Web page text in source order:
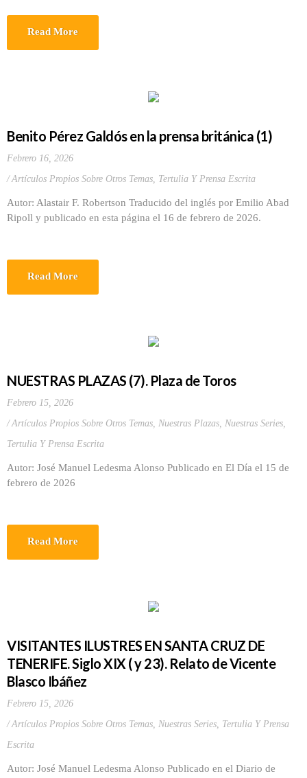
Read More
Benito Pérez Galdós en la prensa británica (1)
Febrero 16, 2026
Artículos Propios Sobre Otros Temas, Tertulia Y Prensa Escrita
Autor: Alastair F. Robertson Traducido del inglés por Emilio Abad
Ripoll y publicado en esta página el 16 de febrero de 2026.
Read More
NUESTRAS PLAZAS (7). Plaza de Toros
Febrero 15, 2026
Artículos Propios Sobre Otros Temas, Nuestras Plazas, Nuestras Series,
Tertulia Y Prensa Escrita
Autor: José Manuel Ledesma Alonso Publicado en El Día el 15 de
febrero de 2026
Read More
VISITANTES ILUSTRES EN SANTA CRUZ DE
TENERIFE. Siglo XIX ( y 23). Relato de Vicente
Blasco Ibáñez
Febrero 15, 2026
Artículos Propios Sobre Otros Temas, Nuestras Series, Tertulia Y Prensa
Escrita
Autor: José Manuel Ledesma Alonso Publicado en el Diario de